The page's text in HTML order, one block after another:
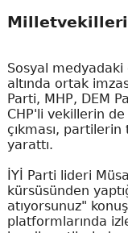
Sosyal
altında ortak
Parti, MHP, DEM
CHP'li vekillerin
çıkması,
yarattı.
İYİ Parti lideri
kürsüsünden
atıyorsunuz"
platformlarında